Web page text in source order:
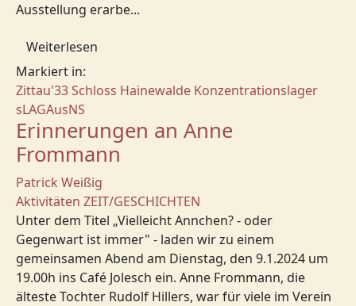
Ausstellung erarbe...
Weiterlesen
Markiert in:
Zittau'33Schloss Hainewalde Konzentrationslager
sLAGAusNS
Erinnerungen an Anne
Frommann
Patrick Weißig
Aktivitäten ZEIT/GESCHICHTEN
Unter dem Titel „Vielleicht Annchen? - oder
Gegenwart ist immer" - laden wir zu einem
gemeinsamen Abend am Dienstag, den 9.1.2024 um
19.00h ins Café Jolesch ein. Anne Frommann, die
älteste Tochter Rudolf Hillers, war für viele im Verein